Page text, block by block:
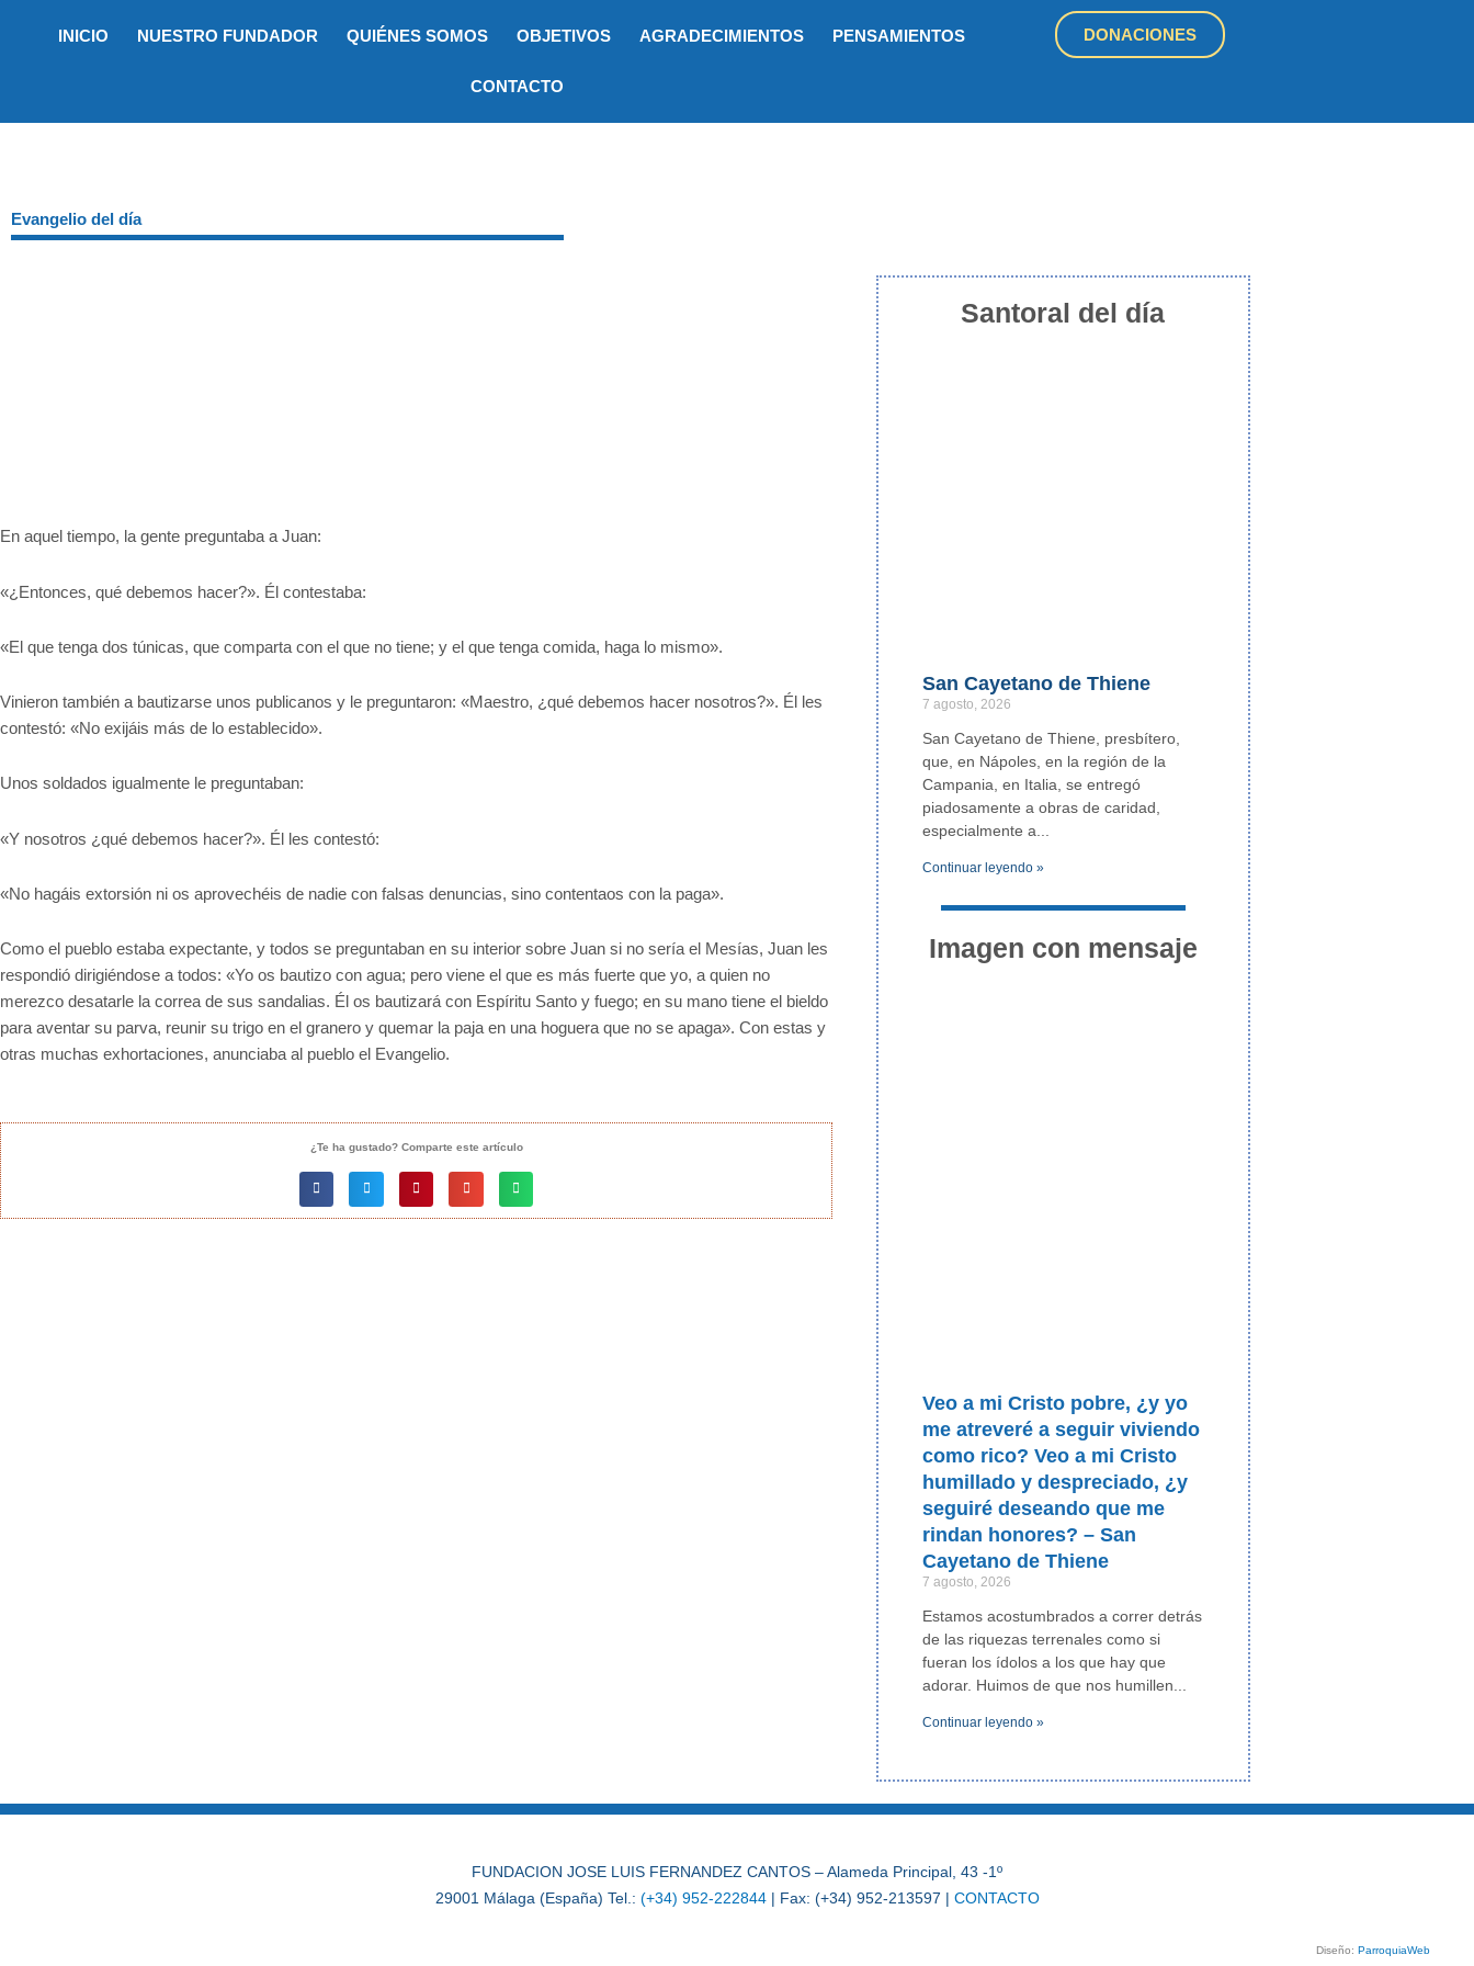
INICIO NUESTRO FUNDADOR QUIÉNES SOMOS OBJETIVOS AGRADECIMIENTOS PENSAMIENTOS
CONTACTO
DONACIONES
Evangelio del día
En aquel tiempo, la gente preguntaba a Juan:
«¿Entonces, qué debemos hacer?». Él contestaba:
«El que tenga dos túnicas, que comparta con el que no tiene; y el que tenga comida, haga lo mismo».
Vinieron también a bautizarse unos publicanos y le preguntaron: «Maestro, ¿qué debemos hacer nosotros?». Él les
contestó: «No exijáis más de lo establecido».
Unos soldados igualmente le preguntaban:
«Y nosotros ¿qué debemos hacer?». Él les contestó:
«No hagáis extorsión ni os aprovechéis de nadie con falsas denuncias, sino contentaos con la paga».
Como el pueblo estaba expectante, y todos se preguntaban en su interior sobre Juan si no sería el Mesías, Juan les
respondió dirigiéndose a todos: «Yo os bautizo con agua; pero viene el que es más fuerte que yo, a quien no
merezco desatarle la correa de sus sandalias. Él os bautizará con Espíritu Santo y fuego; en su mano tiene el bieldo
para aventar su parva, reunir su trigo en el granero y quemar la paja en una hoguera que no se apaga». Con estas y
otras muchas exhortaciones, anunciaba al pueblo el Evangelio.
¿Te ha gustado? Comparte este artículo
Santoral del día
San Cayetano de Thiene
7 agosto, 2026
San Cayetano de Thiene, presbítero,
que, en Nápoles, en la región de la
Campania, en Italia, se entregó
piadosamente a obras de caridad,
especialmente a
Continuar leyendo »
Imagen con mensaje
Veo a mi Cristo pobre, ¿y yo
me atreveré a seguir viviendo
como rico? Veo a mi Cristo
humillado y despreciado, ¿y
seguiré deseando que me
rindan honores? – San
Cayetano de Thiene
7 agosto, 2026
Estamos acostumbrados a correr detrás
de las riquezas terrenales como si
fueran los ídolos a los que hay que
adorar. Huimos de que nos humillen
Continuar leyendo »
FUNDACION JOSE LUIS FERNANDEZ CANTOS – Alameda Principal, 43 -1º
29001 Málaga (España) Tel.: (+34) 952-222844| Fax: (+34) 952-213597 | CONTACTO
Diseño: ParroquiaWeb